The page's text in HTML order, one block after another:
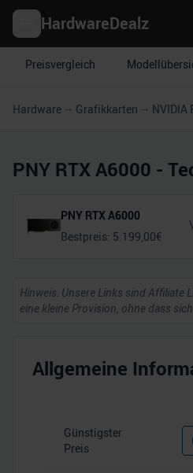
HardwareDealz
Preisvergleich
Hardware Grafikkarten NVIDIA
PNY RTX A6000 -
PNY RTX A6000
Bestpreis: 5.199,00€
Hinweis: Unsere Links sind Affiliate
eine kleine Provision, ohne dass
Allgemeine
Günstigster
Preis